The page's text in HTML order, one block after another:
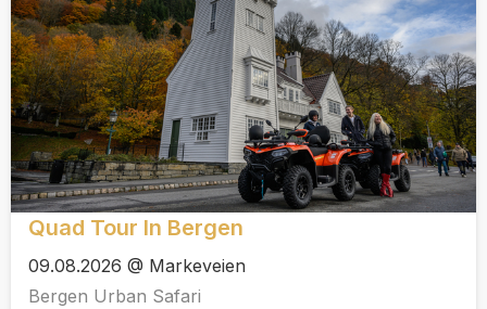
Quad Tour In Bergen
09.08.2026 @ Markeveien
Bergen Urban Safari